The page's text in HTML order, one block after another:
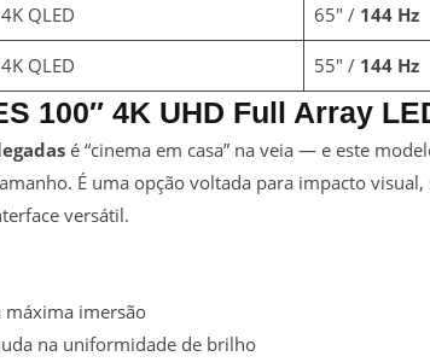
QLED 65″ / 144 Hz
QLED 55″ / 144 Hz
100″ 4K UHD Full Array
é “cinema em casa” na veia — e este
É uma opção voltada para impacto
versátil.
máxima imersão
na uniformidade de brilho